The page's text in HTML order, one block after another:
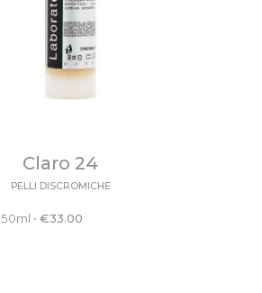
Claro 24
PELLI DISCROMICHE
50ml •€33.00